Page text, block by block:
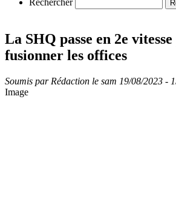
La SHQ passe en 2e
fusionner les offices
Soumis par Rédaction le sam 19/08/2023 -
Image